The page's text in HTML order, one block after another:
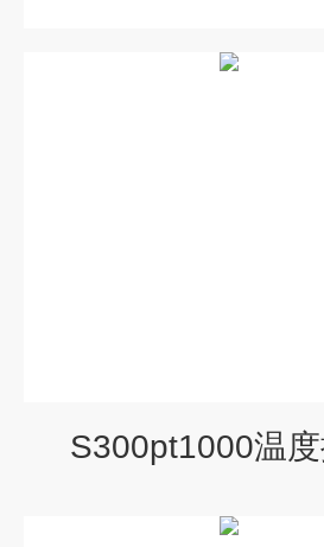
S300pt1000温